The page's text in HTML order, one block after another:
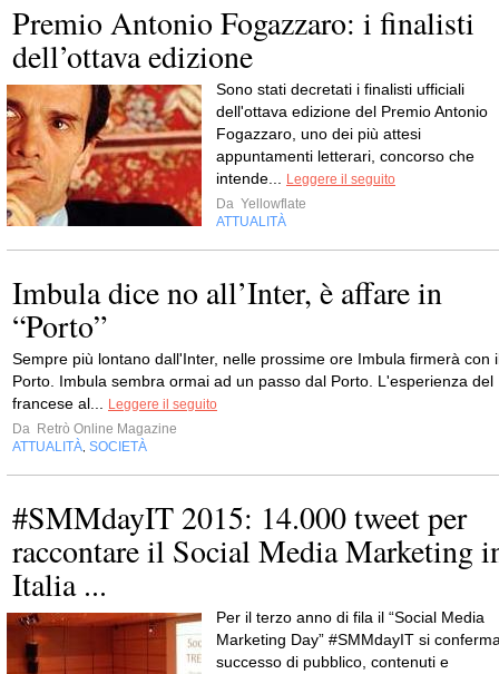
Premio Antonio Fogazzaro: i finalisti
dell’ottava edizione
Sono stati decretati i finalisti ufficiali
dell'ottava edizione del Premio Antonio
Fogazzaro, uno dei più attesi
appuntamenti letterari, concorso che
intende...
Leggere il seguito
Da Yellowflate
ATTUALITÀ
Imbula dice no all’Inter, è affare in
“Porto”
Sempre più lontano dall'Inter, nelle prossime ore Imbula firmerà con
Porto. Imbula sembra ormai ad un passo dal Porto. L'esperienza del
francese al...
Leggere il seguito
Da Retrò Online Magazine
ATTUALITÀ SOCIETÀ
#SMMdayIT 2015: 14.000 tweet per
raccontare il Social Media Marketing
Italia ...
Per il terzo anno di fila il “Social Media
Marketing Day” #SMMdayIT si
successo di pubblico, contenuti e